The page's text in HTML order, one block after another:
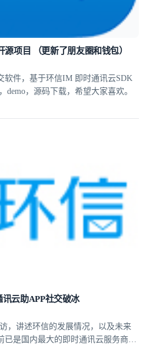
项目 （更新了朋友圈和钱包）
软件，基于环信IM 即时通讯云SDK
，源码下载，希望大家喜欢。
云助APP社交破冰
，讲述环信的发展情况，以及未来
是国内最大的即时通讯云服务商，
客服云